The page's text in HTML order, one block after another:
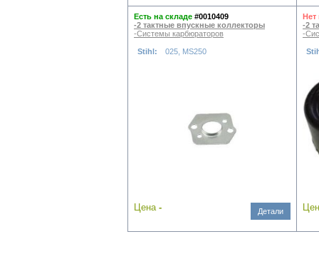
Есть на складе #0010409
-2 тактные впускные коллекторы
-Системы карбюраторов
Stihl: 025, MS250
Цена - Детали
Нет
-2
-